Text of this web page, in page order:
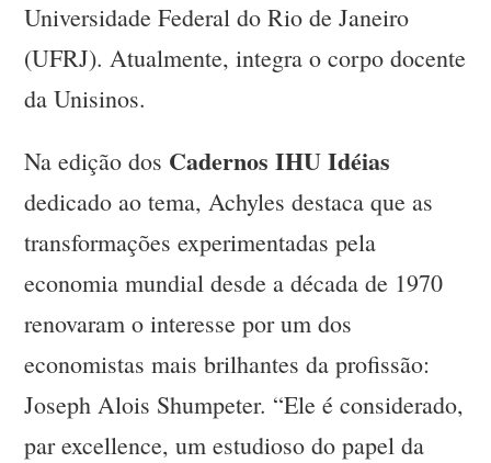
Universidade Federal do Rio de Janeiro
(UFRJ). Atualmente, integra o corpo docente
da Unisinos.
Na edição dos Cadernos IHU Idéias
dedicado ao tema, Achyles destaca que as
transformações experimentadas pela
economia mundial desde a década de 1970
renovaram o interesse por um dos
economistas mais brilhantes da profissão:
Joseph Alois Shumpeter. “Ele é considerado,
par excellence, um estudioso do papel da